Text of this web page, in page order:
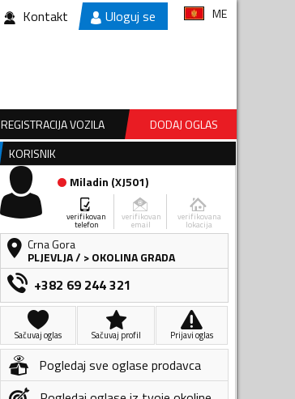
Kontakt Uloguj se ME
REGISTRACIJA VOZILA
DODAJ OGLAS
KORISNIK
Miladin (XJ501)
verifikovan
telefon
verifikovan
email
verifikovana
lokacija
Crna Gora
PLJEVLJA/ > OKOLINA GRADA
+382 69 244 321
Sačuvaj oglas Sačuvaj profil Prijavi oglas
Pogledaj sve oglase prodavca